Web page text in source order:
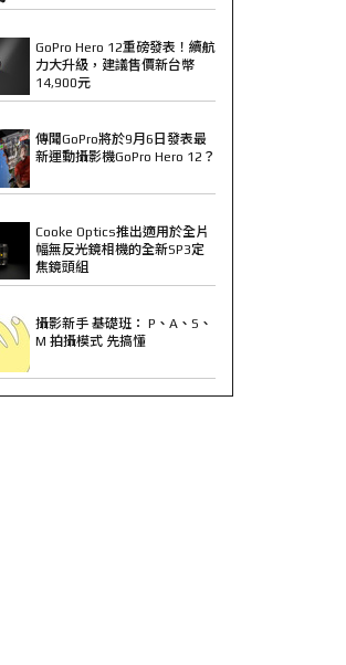
GoPro Hero 12重磅發表！續航
力大升級，建議售價新台幣
14,900元
傳聞GoPro將於9月6日發表最
新運動攝影機GoPro Hero 12？
Cooke Optics推出適用於全片
幅無反光鏡相機的全新SP3定
焦鏡頭組
攝影新手 基礎班： P、A、S、
M 拍攝模式 先搞懂